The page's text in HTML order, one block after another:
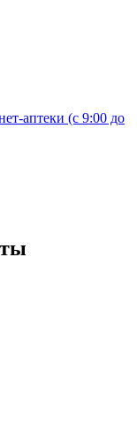
аптеки (с 9:00 до